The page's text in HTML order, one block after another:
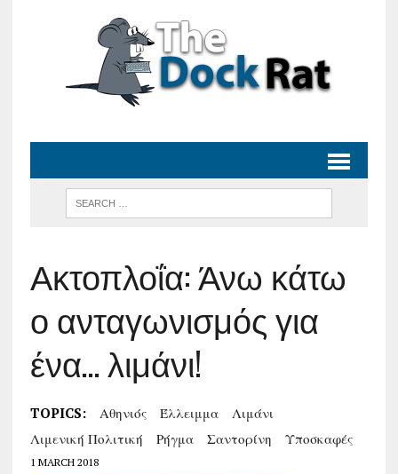
Ακτοπλοΐα: Άνω κάτω
ο ανταγωνισμός για
ένα… λιμάνι!
TOPICS: Αθηνιός Έλλειμμα
Λιμάνι
Λιμενική Πολιτική
Ρήγμα Σαντορίνη Υποσκαφές
1 MARCH 2018